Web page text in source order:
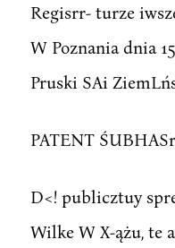
Regisrr- turze
W Poznania dnia
Pruski SAi
PATENT
D<! publicztuy
Wilke W X-ążu, te